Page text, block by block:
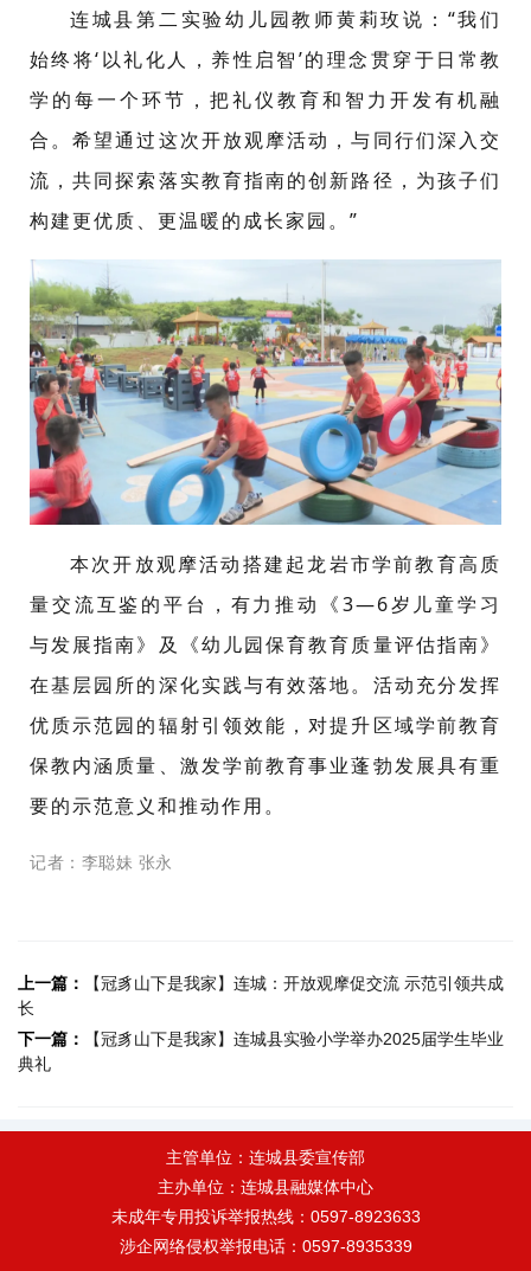
连城县第二实验幼儿园教师黄莉玫说：“我们
始终将‘以礼化人，养性启智’的理念贯穿于日常教
学的每一个环节，把礼仪教育和智力开发有机融
合。希望通过这次开放观摩活动，与同行们深入交
流，共同探索落实教育指南的创新路径，为孩子们
构建更优质、更温暖的成长家园。”
本次开放观摩活动搭建起龙岩市学前教育高质
量交流互鉴的平台，有力推动《3—6岁儿童学习
与发展指南》及《幼儿园保育教育质量评估指南》
在基层园所的深化实践与有效落地。活动充分发挥
优质示范园的辐射引领效能，对提升区域学前教育
保教内涵质量、激发学前教育事业蓬勃发展具有重
要的示范意义和推动作用。
记者： 李聪妹 张永
上一篇：
【冠豸山下是我家】连城：开放观摩促交流 示范引领共成
长
下一篇：
【冠豸山下是我家】连城县实验小学举办2025届学生毕业
典礼
主管单位：连城县委宣传部
主办单位：连城县融媒体中心
未成年专用投诉举报热线：0597-8923633
涉企网络侵权举报电话：0597-8935339